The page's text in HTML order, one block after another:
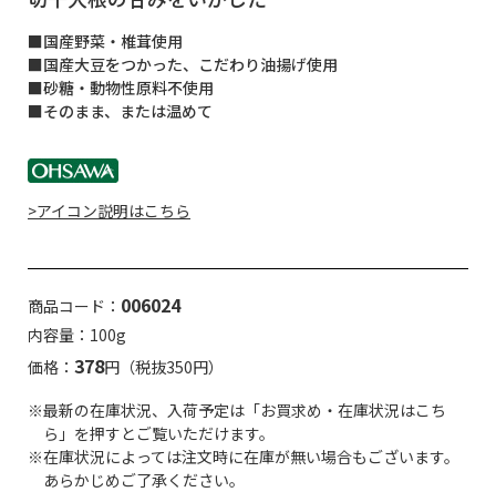
■国産野菜・椎茸使用
■国産大豆をつかった、こだわり油揚げ使用
■砂糖・動物性原料不使用
■そのまま、または温めて
>アイコン説明はこちら
商品コード： 006024
内容量：100g
価格： 378円（税抜350円）
※最新の在庫状況、入荷予定は「お買求め・在庫状況はこち
ら」を押すとご覧いただけます。
※在庫状況によっては注文時に在庫が無い場合もございます。
あらかじめご了承ください。